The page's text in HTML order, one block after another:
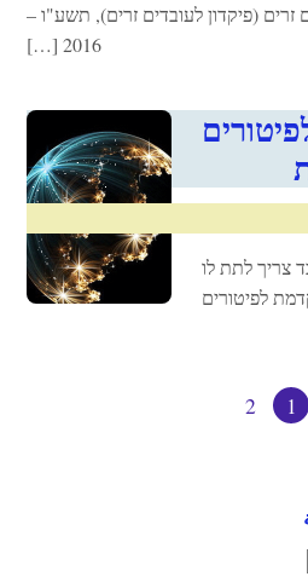
(פיקדון לעובדים זרים), תשע"ו –
2016 […]
צריך לתת לו
לפיטורים
1
2